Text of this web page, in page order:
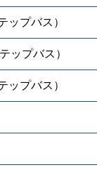
ップバス）
ップバス）
ップバス）